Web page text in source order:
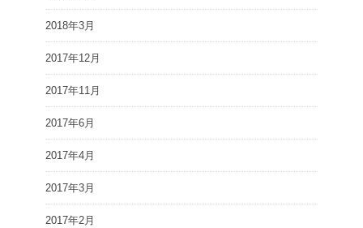
2018年3月
2017年12月
2017年11月
2017年6月
2017年4月
2017年3月
2017年2月